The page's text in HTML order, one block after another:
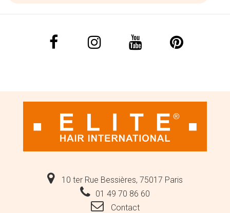
10 ter Rue Bessières, 75017 Paris
01 49 70 86 60
Contact